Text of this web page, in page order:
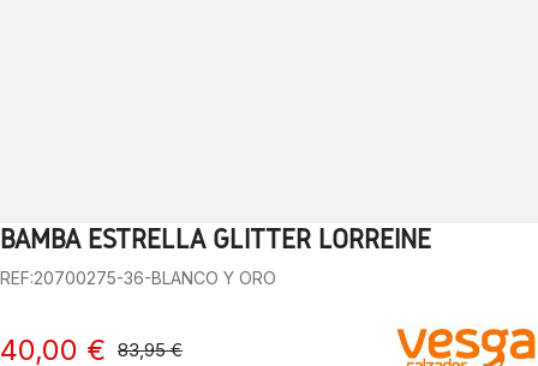
1 2 3 4 5 6 7 8 9
BAMBA ESTRELLA GLITTER LORREINE
REF:20700275-36-BLANCO Y ORO
40,00 € 83,95 €